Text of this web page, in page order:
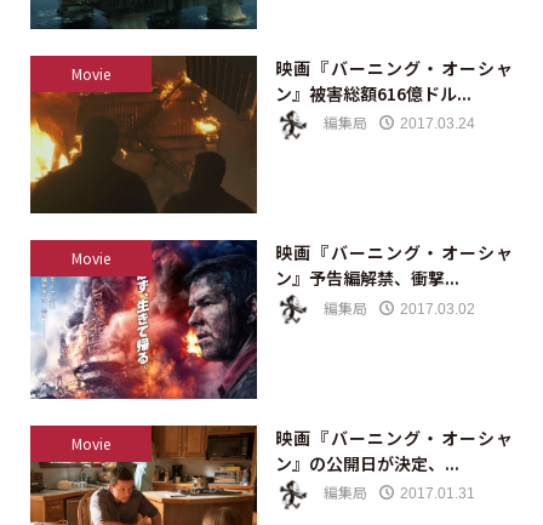
Movie
映画『バーニング・オーシャ
ン』被害総額616億ドル...
編集局 2017.03.24
Movie
映画『バーニング・オーシャ
ン』予告編解禁、衝撃...
編集局 2017.03.02
Movie
映画『バーニング・オーシャ
ン』の公開日が決定、...
編集局 2017.01.31